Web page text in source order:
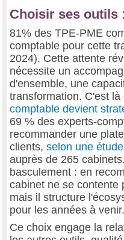
Choisir ses outils
81% des TPE-PME
comptable pour cette
2024). Cette attente
nécessite un
d'ensemble, une
transformation. C'est là
comptable devient
69 % des experts-
recommander une
clients, selon une
auprès de 265
basculement : en
cabinet ne se contente
mais il structure
pour les années à venir.
Ce choix engage la